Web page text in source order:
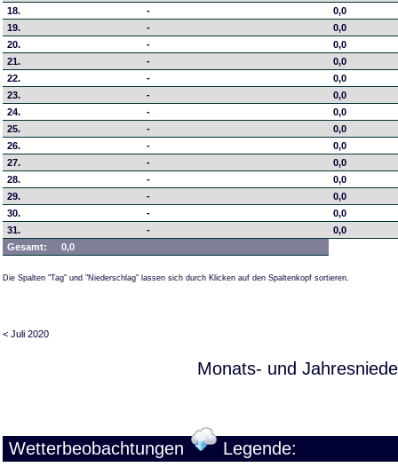
18.
-
0,0
19.
-
0,0
20.
-
0,0
21.
-
0,0
22.
-
0,0
23.
-
0,0
24.
-
0,0
25.
-
0,0
26.
-
0,0
27.
-
0,0
28.
-
0,0
29.
-
0,0
30.
-
0,0
31.
-
0,0
Gesamt:
0,0
Die Spalten "Tag" und "Niederschlag" lassen sich durch Klicken auf den Spaltenkopf sortieren.
< Juli 2020
Monats- und
Wetterbeobachtungen Legende: